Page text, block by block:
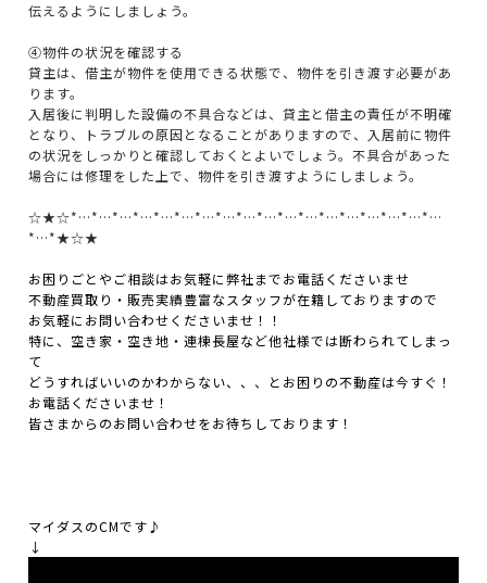
伝えるようにしましょう。
④物件の状況を確認する
貸主は、借主が物件を使用できる状態で、物件を引き渡す必要があ
ります。
入居後に判明した設備の不具合などは、貸主と借主の責任が不明確
となり、トラブルの原因となることがありますので、入居前に物件
の状況をしっかりと確認しておくとよいでしょう。不具合があった
場合には修理をした上で、物件を引き渡すようにしましょう。
☆★☆*…*…*…*…*…*…*…*…*…*…*…*…*…*…*…*…*…*…
*…*★☆★
お困りごとやご相談はお気軽に弊社までお電話くださいませ
不動産買取り・販売実績豊富なスタッフが在籍しておりますので
お気軽にお問い合わせくださいませ！！
特に、空き家・空き地・連棟長屋など他社様では断わられてしまっ
て
どうすればいいのかわからない、、、とお困りの不動産は今すぐ！
お電話くださいませ！
皆さまからのお問い合わせをお待ちしております！
マイダスのCMです♪
↓